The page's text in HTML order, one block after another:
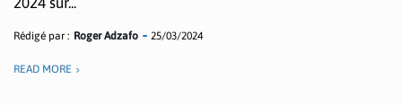
Rédigé par : Roger Adzafo 25/03/2024
READ MORE